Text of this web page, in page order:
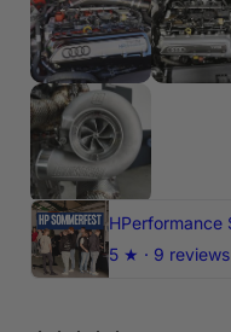
5 ★ · 9 reviews